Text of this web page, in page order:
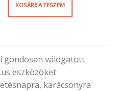
KOSÁRBA TESZEM
gondosan válogatott
eszközöket
karácsonyra